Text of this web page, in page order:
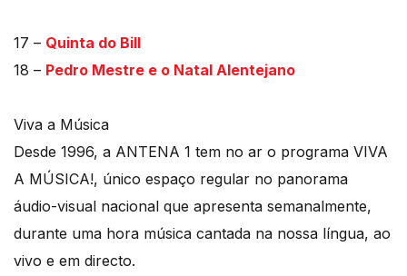
17 – Quinta do Bill
18 – Pedro Mestre e o Natal Alentejano
Viva a Música
Desde 1996, a ANTENA 1 tem no ar o programa VIVA
A MÚSICA!, único espaço regular no panorama
áudio-visual nacional que apresenta semanalmente,
durante uma hora música cantada na nossa língua, ao
vivo e em directo.